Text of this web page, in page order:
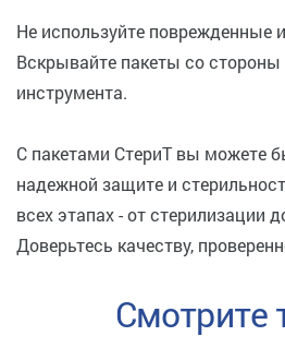
Не используйте поврежденные
Вскрывайте пакеты со стороны
инструмента.
С пакетами СтериТ вы можете
надежной защите и
всех этапах - от стерилизации
Доверьтесь качеству,
Смотрите